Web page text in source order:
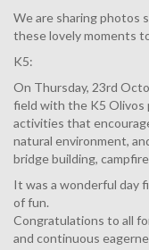
We are sharing photos
these lovely moments
K5:
On Thursday, 23rd
field with the K5 Olivos
activities that
natural environment,
bridge building,
It was a wonderful day
of fun.
Congratulations to all
and continuous